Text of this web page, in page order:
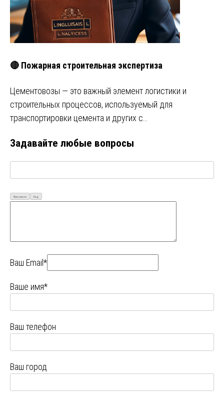
🔴 Пожарная строительная экспертиза
Цементовозы — это важный элемент логистики и
строительных процессов, используемый для
транспортировки цемента и других с…
Задавайте любые вопросы
Визуально Код
Ваш Email*
Ваше имя*
Ваш телефон
Ваш город